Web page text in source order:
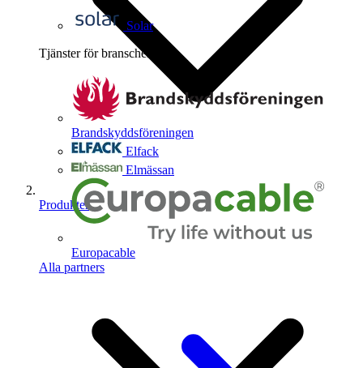
Solar
Tjänster för branschen
Brandskyddsföreningen
Elfack
Elmässan
Europacable
Alla partners
Produkter